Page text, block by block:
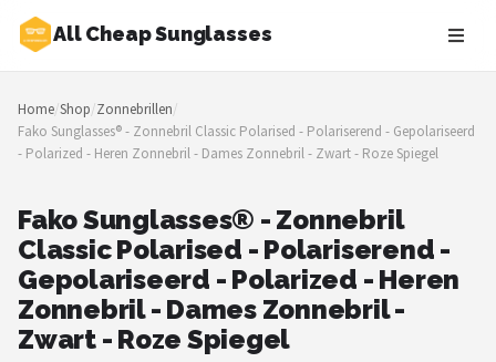
All Cheap Sunglasses
Zoeken
NAVIGATIE
Shop
Merken
Blog
Zonnebrillen
Home/Shop/Zonnebrillen/
Fako Sunglasses® - Zonnebril Classic Polarised - Polariserend - Gepolariseerd
- Polarized - Heren Zonnebril - Dames Zonnebril - Zwart - Roze Spiegel
Fako Sunglasses® - Zonnebril
Classic Polarised - Polariserend -
Gepolariseerd - Polarized - Heren
Zonnebril - Dames Zonnebril -
Zwart - Roze Spiegel